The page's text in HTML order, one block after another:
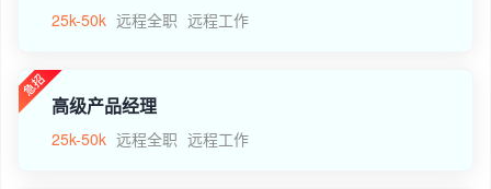
25k-50k 远程全职 远程工作
高级产品经理
25k-50k 远程全职 远程工作